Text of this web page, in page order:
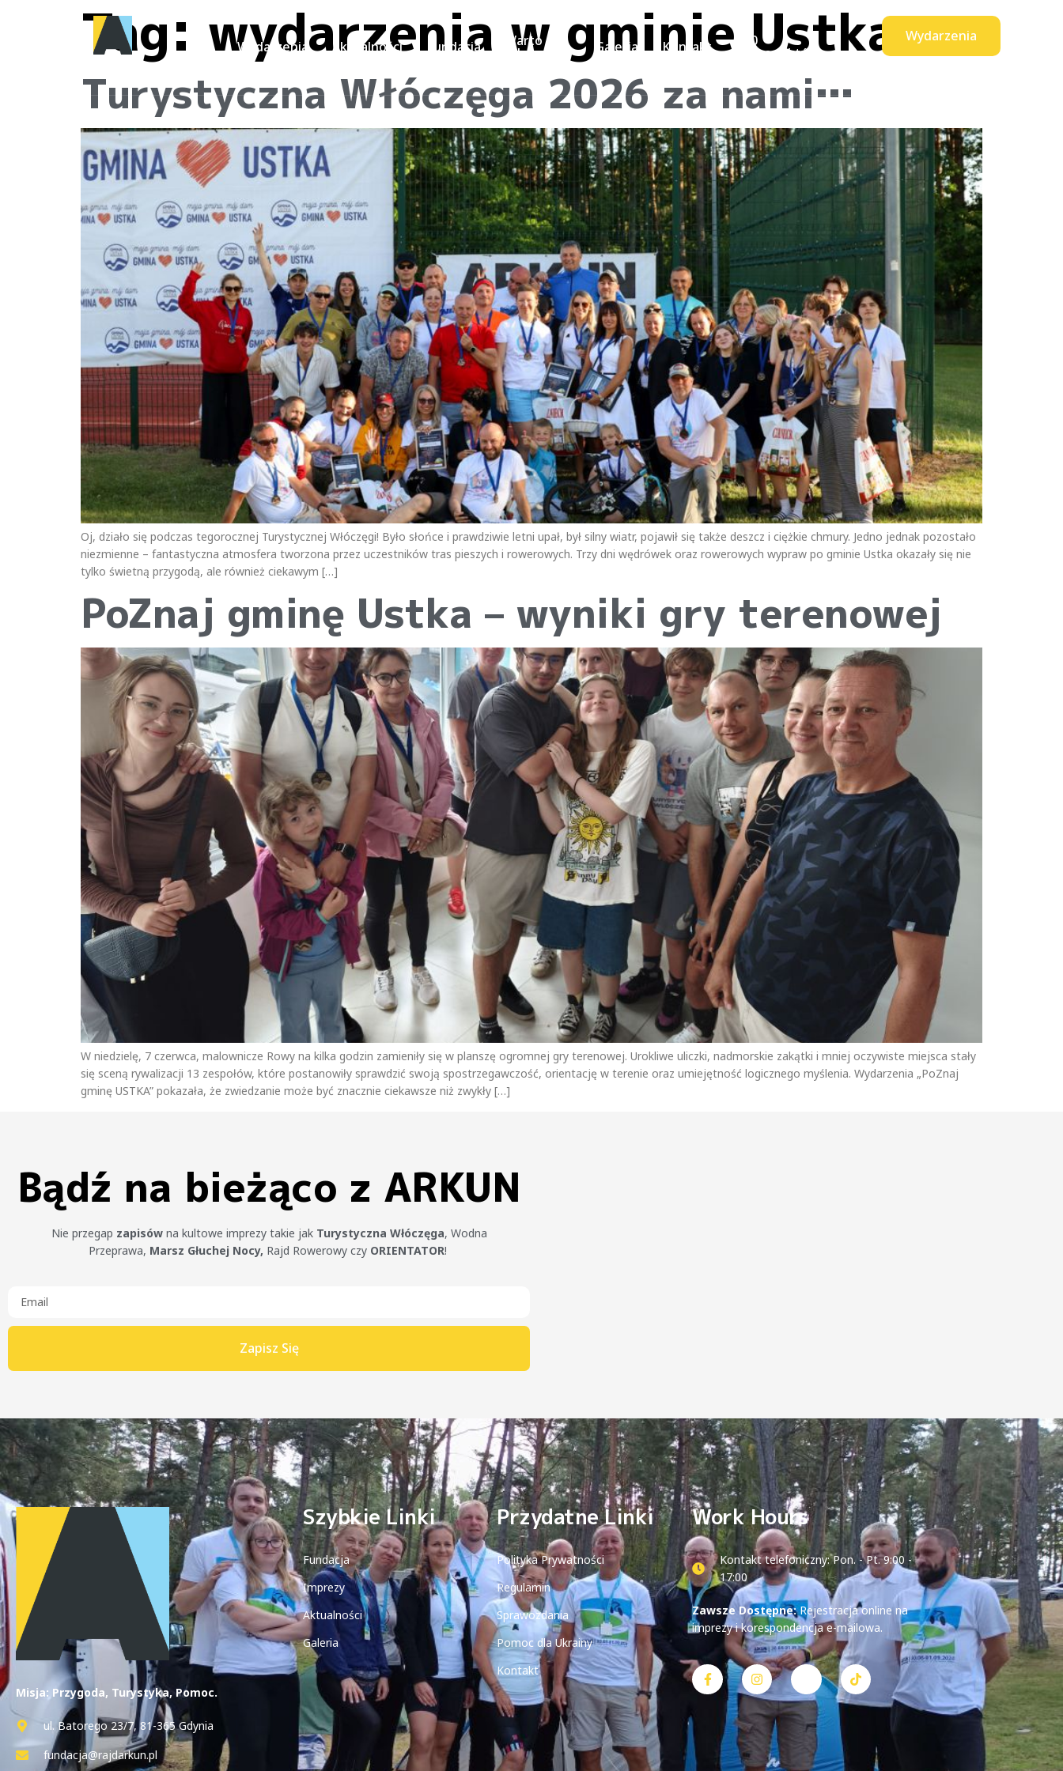
Wydarzenia Aktualności Fundacja Warto
odwiedzić Galeria Kontakt 0
produktów
Wydarzenia
Tag: wydarzenia w gminie Ustka
Turystyczna Włóczęga 2026 za nami…
Oj, działo się podczas tegorocznej Turystycznej Włóczęgi! Było słońce i prawdziwie letni upał, był silny wiatr, pojawił się także deszcz i ciężkie chmury. Jedno jednak pozostało
niezmienne – fantastyczna atmosfera tworzona przez uczestników tras pieszych i rowerowych. Trzy dni wędrówek oraz rowerowych wypraw po gminie Ustka okazały się nie
tylko świetną przygodą, ale również ciekawym […]
PoZnaj gminę Ustka – wyniki gry terenowej
W niedzielę, 7 czerwca, malownicze Rowy na kilka godzin zamieniły się w planszę ogromnej gry terenowej. Urokliwe uliczki, nadmorskie zakątki i mniej oczywiste miejsca stały
się sceną rywalizacji 13 zespołów, które postanowiły sprawdzić swoją spostrzegawczość, orientację w terenie oraz umiejętność logicznego myślenia. Wydarzenia „PoZnaj
gminę USTKA” pokazała, że zwiedzanie może być znacznie ciekawsze niż zwykły […]
Bądź na bieżąco z ARKUN
Nie przegap zapisówna kultowe imprezy takie jak Turystyczna Włóczęga, Wodna
Przeprawa, Marsz Głuchej Nocy, Rajd Rowerowy czy ORIENTATOR!
Zapisz Się
Misja: Przygoda, Turystyka, Pomoc.
ul. Batorego 23/7, 81-365 Gdynia
fundacja@rajdarkun.pl
Szybkie Linki
Fundacja
Imprezy
Aktualności
Galeria
Przydatne Linki
Polityka Prywatności
Regulamin
Sprawozdania
Pomoc dla Ukrainy
Kontakt
Work Hours
Kontakt telefoniczny: Pon. - Pt. 9:00 -
17:00
Zawsze Dostępne:Rejestracja online na
imprezy i korespondencja e-mailowa.